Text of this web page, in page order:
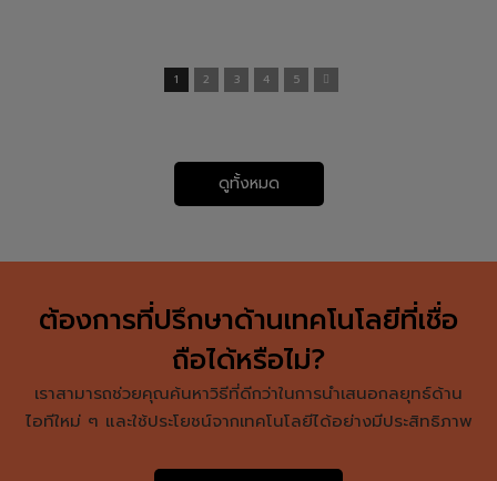
1 2 3 4 5
ดูทั้งหมด
ต้องการที่ปรึกษาด้านเทคโนโลยีที่เชื่อ
ถือได้หรือไม่?
เราสามารถช่วยคุณค้นหาวิธีที่ดีกว่าในการนำเสนอกลยุทธ์ด้าน
ไอทีใหม่ ๆ และใช้ประโยชน์จากเทคโนโลยีได้อย่างมีประสิทธิภาพ